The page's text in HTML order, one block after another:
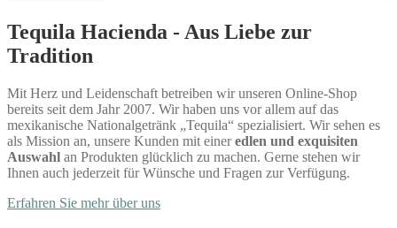
Tequila Hacienda - Aus Liebe zur
Tradition
Mit Herz und Leidenschaft betreiben wir unseren Online-Shop
bereits seit dem Jahr 2007. Wir haben uns vor allem auf das
mexikanische Nationalgetränk „Tequila“ spezialisiert. Wir sehen es
als Mission an, unsere Kunden mit eineredlen und exquisiten
Auswahl an Produkten glücklich zu machen. Gerne stehen wir
Ihnen auch jederzeit für Wünsche und Fragen zur Verfügung.
Erfahren Sie mehr über uns